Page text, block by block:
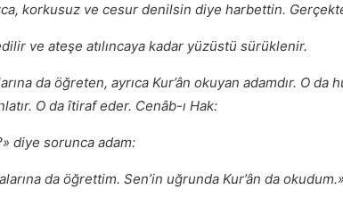
korkusuz ve cesur denilsin diye harbettin.
ve ateşe atılıncaya kadar yüzüstü sürüklenir.
da öğreten, ayrıca Kur’ân okuyan adamdır. O da
O da îtiraf eder. Cenâb-ı Hak:
diye sorunca adam:
da öğrettim. Senʼin uğrunda Kur’ân da